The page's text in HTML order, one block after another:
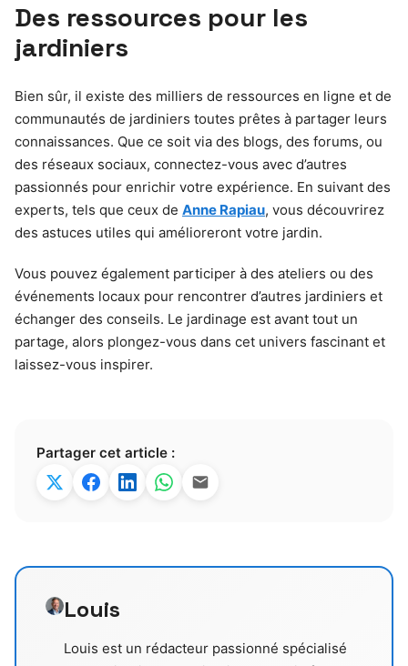
Des ressources pour les
jardiniers
Bien sûr, il existe des milliers de ressources en ligne et de
communautés de jardiniers toutes prêtes à partager leurs
connaissances. Que ce soit via des blogs, des forums, ou
des réseaux sociaux, connectez-vous avec d’autres
passionnés pour enrichir votre expérience. En suivant des
experts, tels que ceux de Anne Rapiau, vous découvrirez
des astuces utiles qui amélioreront votre jardin.
Vous pouvez également participer à des ateliers ou des
événements locaux pour rencontrer d’autres jardiniers et
échanger des conseils. Le jardinage est avant tout un
partage, alors plongez-vous dans cet univers fascinant et
laissez-vous inspirer.
Partager cet article :
Louis
Louis est un rédacteur passionné spécialisé